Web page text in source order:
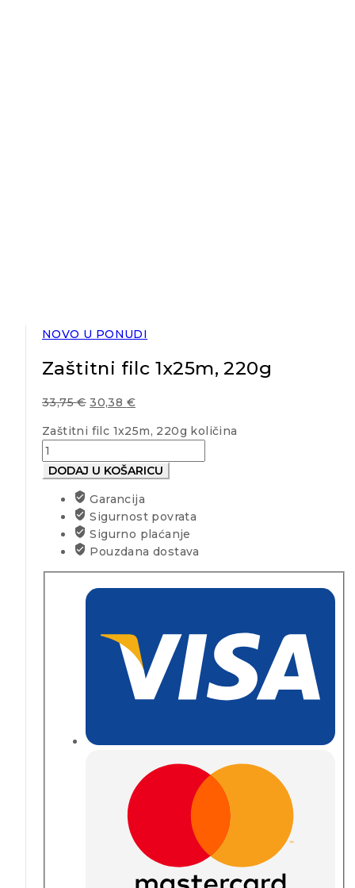
NOVO U PONUDI
Zaštitni filc 1x25m, 220g
33,75€ 30,38 €
Zaštitni filc 1x25m, 220g količina
DODAJ U KOŠARICU
Garancija
Sigurnost povrata
Sigurno plaćanje
Pouzdana dostava